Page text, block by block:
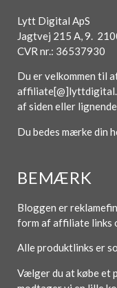
Lytt Digital ApS
Jagtvej 215 A, 9.
CVR nr.: 36537930
Du er velkommen til
af siden eller
Du bedes mærke din
BEMÆRK
Bloggen er
form af affiliate links
Alle produktlinks er
Vælger du at købe et